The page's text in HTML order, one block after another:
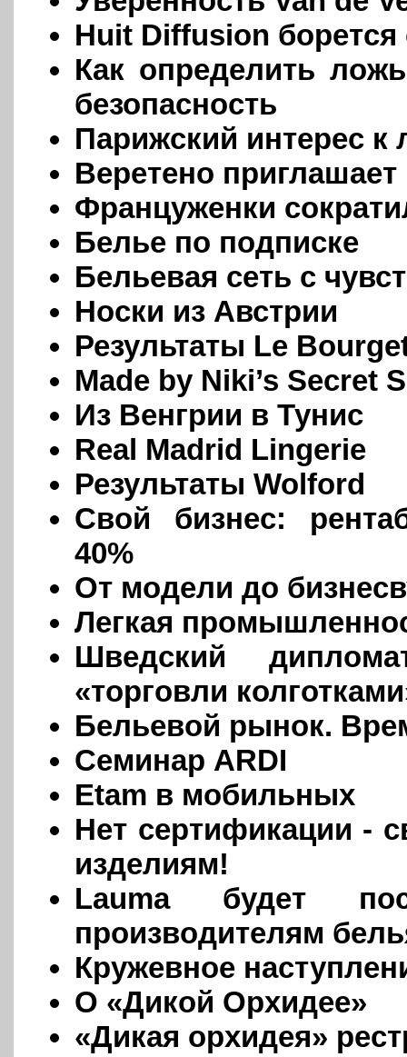
Huit Diffusion борется
Как определить
безопасность
Парижский интерес
Веретено
Француженки
Белье по подписке
Бельевая сеть с
Носки из Австрии
Результаты Le
Made by Niki’s Secret
Из Венгрии в Тунис
Real Madrid Lingerie
Результаты Wolford
Свой бизнес:
40%
От модели до
Легкая
Шведский
«торговли
Бельевой рынок.
Семинар ARDI
Etam в мобильных
Нет сертификации -
изделиям!
Lauma будет
производителям
Кружевное
О «Дикой Орхидее»
«Дикая орхидея»